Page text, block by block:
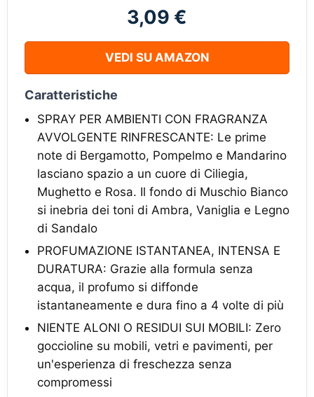
3,09 €
VEDI SU AMAZON
Caratteristiche
SPRAY PER AMBIENTI CON FRAGRANZA
AVVOLGENTE RINFRESCANTE: Le prime
note di Bergamotto, Pompelmo e Mandarino
lasciano spazio a un cuore di Ciliegia,
Mughetto e Rosa. Il fondo di Muschio Bianco
si inebria dei toni di Ambra, Vaniglia e Legno
di Sandalo
PROFUMAZIONE ISTANTANEA, INTENSA E
DURATURA: Grazie alla formula senza
acqua, il profumo si diffonde
istantaneamente e dura fino a 4 volte di più
NIENTE ALONI O RESIDUI SUI MOBILI: Zero
goccioline su mobili, vetri e pavimenti, per
un'esperienza di freschezza senza
compromessi